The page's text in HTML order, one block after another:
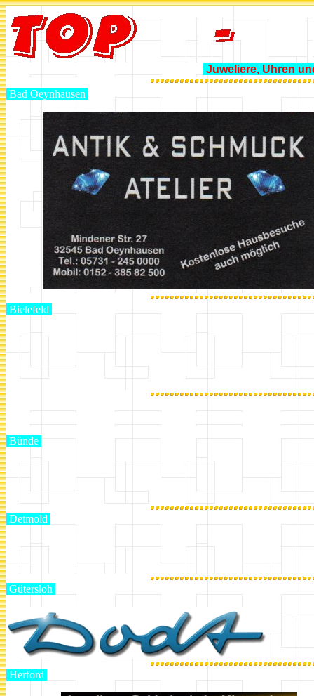
Juweliere, Uhren
Bad Oeynhausen
Bielefeld
Bünde
Detmold
Gütersloh
Herford